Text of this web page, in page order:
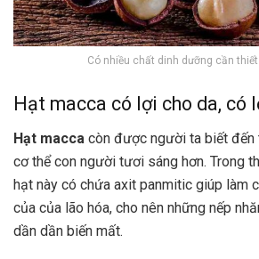
Có nhiều chất dinh dưỡng cần
Hạt macca có lợi cho da, có
Hạt macca còn được người ta biết đến
cơ thể con người tươi sáng hơn. Trong
hạt này có chứa axit panmitic giúp làm
của của lão hóa, cho nên những nếp
dần dần biến mất.